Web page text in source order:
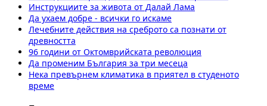
Инструкциите за живота от Далай Лама
Да ухаем добре - всички го искаме
Лечебните действия на среброто са познати от
древността
96 години от Октомврийската революция
Да променим България за три месеца
Нека превърнем климатика в приятел в студеното
време